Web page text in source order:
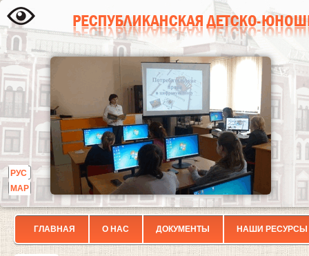
РУС
МАР
ГЛАВНАЯ О НАС ДОКУМЕНТЫ НАШИ РЕСУРСЫ